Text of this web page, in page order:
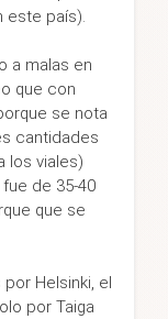
este país).
a malas en
que con
se nota
cantidades
los viales)
de 35-40
que se
Helsinki, el
por Taiga